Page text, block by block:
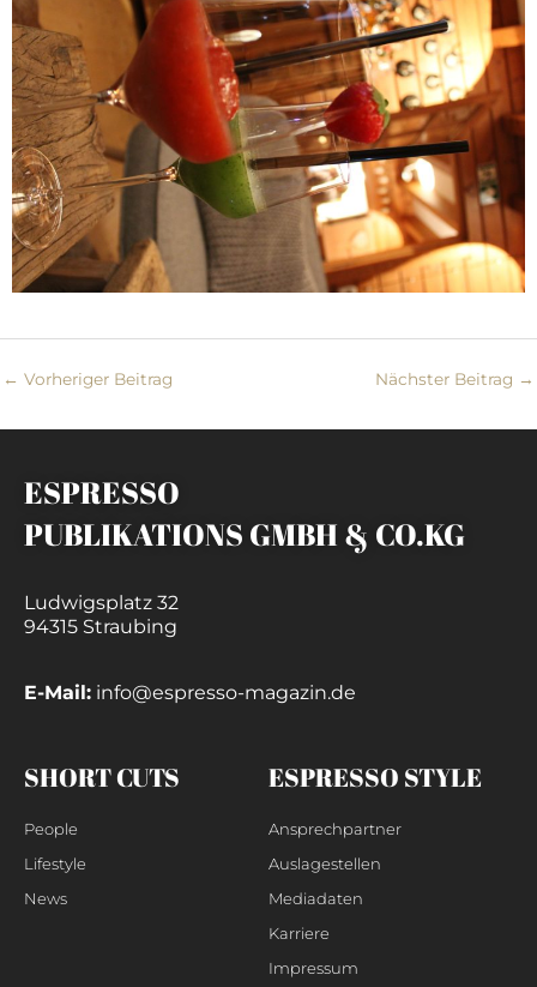
← Vorheriger Beitrag Nächster Beitrag →
ESPRESSO
PUBLIKATIONS GMBH & CO.KG
Ludwigsplatz 32
94315 Straubing
E-Mail: info@espresso-magazin.de
SHORT CUTS
People
Lifestyle
News
ESPRESSO STYLE
Ansprechpartner
Auslagestellen
Mediadaten
Karriere
Impressum